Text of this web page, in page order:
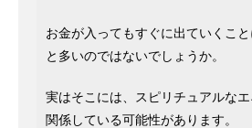
お金が入ってもすぐに出ていくこ
と多いのではないでしょうか。
実はそこには、スピリチュアルな
関係している可能性があります。